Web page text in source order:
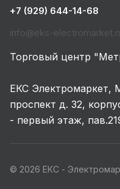
+7 (929) 644-14-68
info@eks-
Торговый центр
ЕКС Электромаркет,
проспект д. 32,
- первый этаж,
© 2026 ЕКС -